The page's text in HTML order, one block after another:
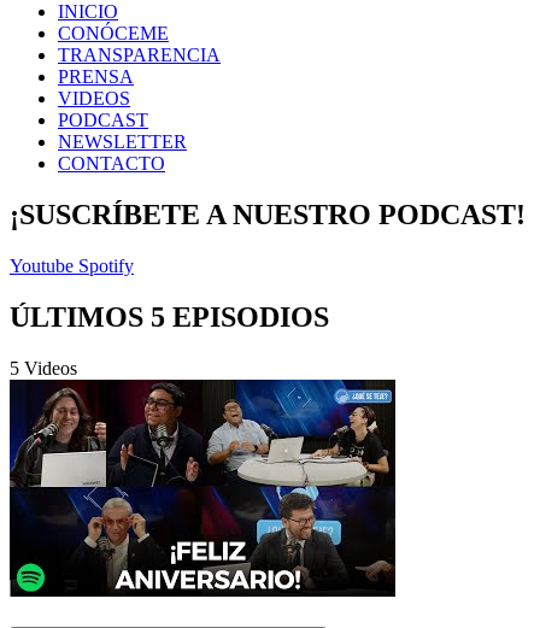
INICIO
CONÓCEME
TRANSPARENCIA
PRENSA
VIDEOS
PODCAST
NEWSLETTER
CONTACTO
¡SUSCRÍBETE A NUESTRO PODCAST!
Youtube Spotify
ÚLTIMOS 5 EPISODIOS
5 Videos